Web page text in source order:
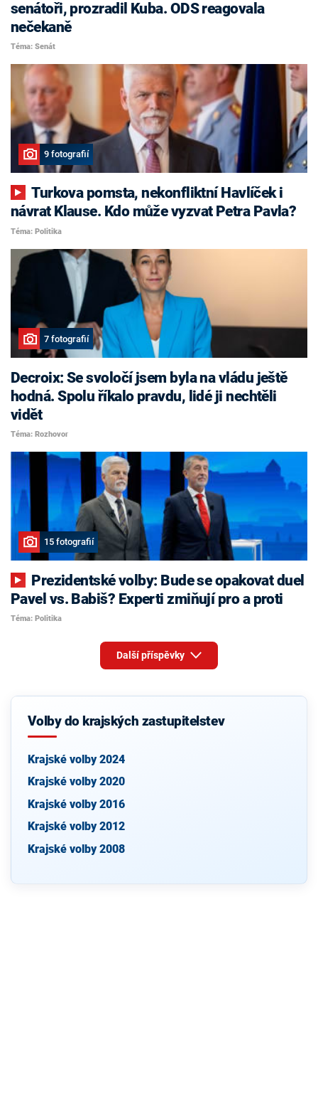
senátoři, prozradil Kuba. ODS reagovala
nečekaně
Téma: Senát
9 fotografií
Turkova pomsta, nekonfliktní Havlíček i
návrat Klause. Kdo může vyzvat Petra Pavla?
Téma: Politika
7 fotografií
Decroix: Se svoločí jsem byla na vládu ještě
hodná. Spolu říkalo pravdu, lidé ji nechtěli
vidět
Téma: Rozhovor
15 fotografií
Pavel vs. Babiš? Experti zmiňují pro a proti
Téma: Politika
Další příspěvky
Volby do krajských zastupitelstev
Krajské volby 2024
Krajské volby 2020
Krajské volby 2016
Krajské volby 2012
Krajské volby 2008